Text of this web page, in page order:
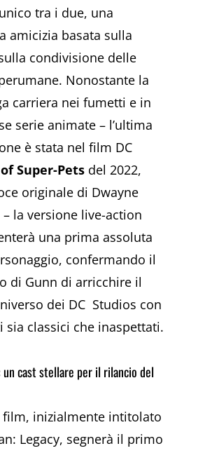
tra i due, una
amicizia basata sulla
condivisione delle
Nonostante la
carriera nei fumetti e in
serie animate – l’ultima
è stata nel film DC
Super-Pets del 2022,
originale di Dwayne
– la versione live-action
una prima assoluta
confermando il
di Gunn di arricchire il
dei DC Studios con
sia classici che inaspettati.
un cast stellare per il rilancio del
film, inizialmente intitolato
Legacy, segnerà il primo